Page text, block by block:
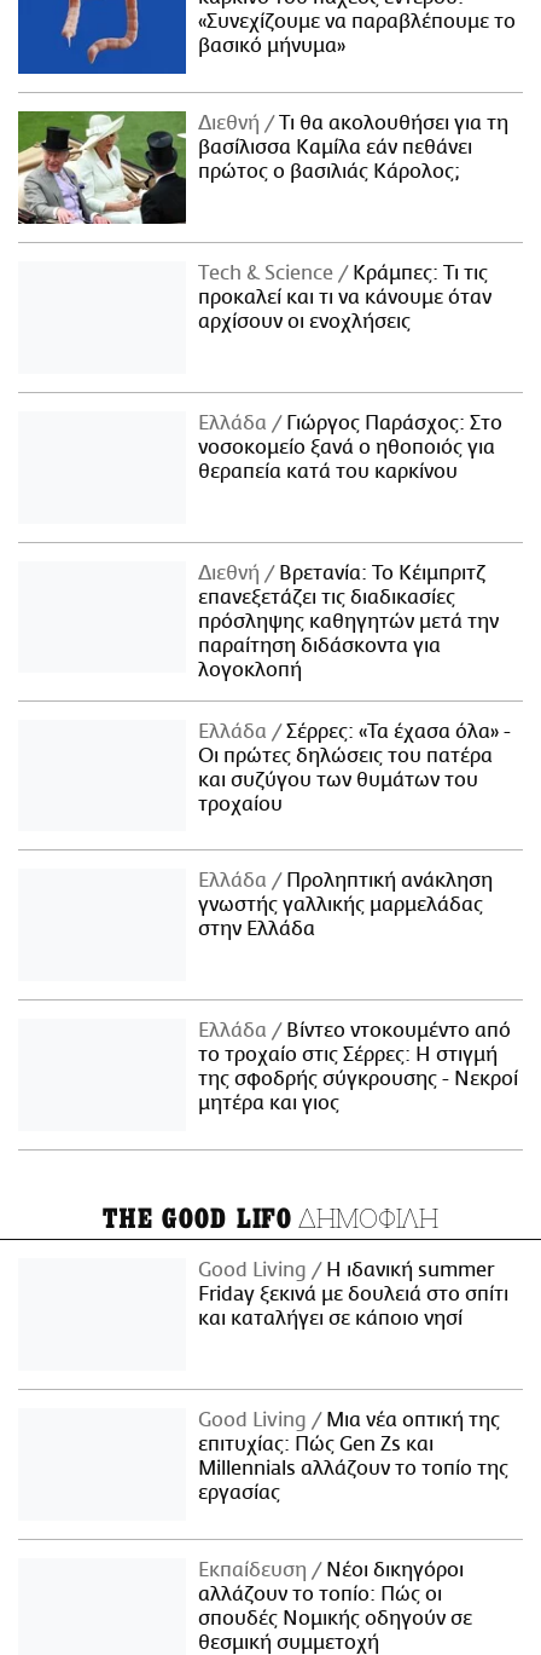
«Συνεχίζουμε να παραβλέπουμε το
βασικό μήνυμα»
Διεθνή
Τι θα ακολουθήσει για τη
βασίλισσα Καμίλα εάν πεθάνει
πρώτος ο βασιλιάς Κάρολος;
Τech & Science
Κράμπες: Τι τις
προκαλεί και τι να κάνουμε όταν
αρχίσουν οι ενοχλήσεις
Ελλάδα
Γιώργος Παράσχος: Στο
νοσοκομείο ξανά ο ηθοποιός για
θεραπεία κατά του καρκίνου
Διεθνή
Βρετανία: Το Κέιμπριτζ
επανεξετάζει τις διαδικασίες
πρόσληψης καθηγητών μετά την
παραίτηση διδάσκοντα για
λογοκλοπή
Ελλάδα
Σέρρες: «Τα έχασα όλα» -
Οι πρώτες δηλώσεις του πατέρα
και συζύγου των θυμάτων του
τροχαίου
Ελλάδα
Προληπτική ανάκληση
γνωστής γαλλικής μαρμελάδας
στην Ελλάδα
Ελλάδα
Βίντεο ντοκουμέντο από
το τροχαίο στις Σέρρες: Η στιγμή
της σφοδρής σύγκρουσης - Νεκροί
μητέρα και γιος
THE GOOD LIFO ΔΗΜΟΦΙΛΗ
Good Living
Η ιδανική summer
Friday ξεκινά με δουλειά στο σπίτι
και καταλήγει σε κάποιο νησί
Good Living
Μια νέα οπτική της
επιτυχίας: Πώς Gen Zs και
Millennials αλλάζουν το τοπίο της
εργασίας
Εκπαίδευση
Νέοι δικηγόροι
αλλάζουν το τοπίο: Πώς οι
σπουδές Νομικής οδηγούν σε
θεσμική συμμετοχή